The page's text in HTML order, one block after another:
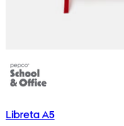
Libreta A5